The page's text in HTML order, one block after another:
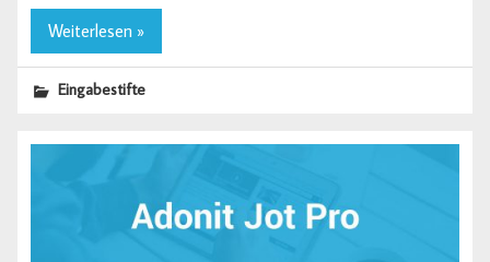
Weiterlesen »
Eingabestifte